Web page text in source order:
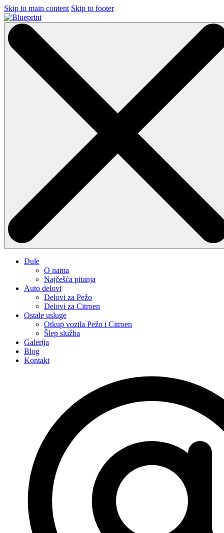
Skip to main content Skip to footer
Dule
O nama
Najčešća pitanja
Auto delovi
Delovi za Pežo
Delovi za Citroen
Ostale usluge
Otkup vozila Pežo i Citroen
Šlep služba
Galerija
Blog
Kontakt